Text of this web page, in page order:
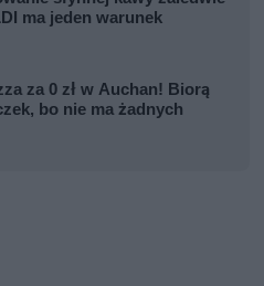
ma jeden warunek
za 0 zł w Auchan! Biorą
bo nie ma żadnych